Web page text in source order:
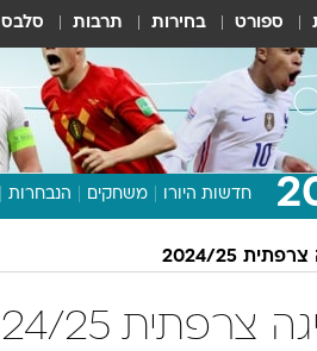
ספורט בחירות תרבות סלבס
חדשות היורו משחקים הנבחרות
2024/25
2024/25 כדורגל